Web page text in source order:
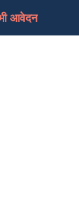
आवेदन
जाने क्या कहत...